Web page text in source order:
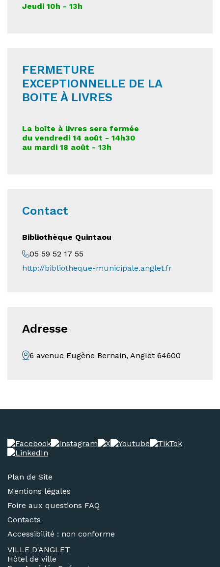
Jeudi 10h - 13h
FERMETURE
EXCEPTIONNELLE DE LA
BOITE À LIVRES
La boîte à livres sera fermée
du vendredi 14 août - 14h30
au mardi 18 août - 13h
Contact
Bibliothèque Quintaou
05 59 52 17 55
http://bibliotheque-municipale.anglet.fr
Adresse
6 avenue Eugène Bernain, Anglet 64600
Plan de Site
Mentions légales
Foire aux questions FAQ
Contacts
Accessibilité : non conforme
VILLE D'ANGLET
Hôtel de ville